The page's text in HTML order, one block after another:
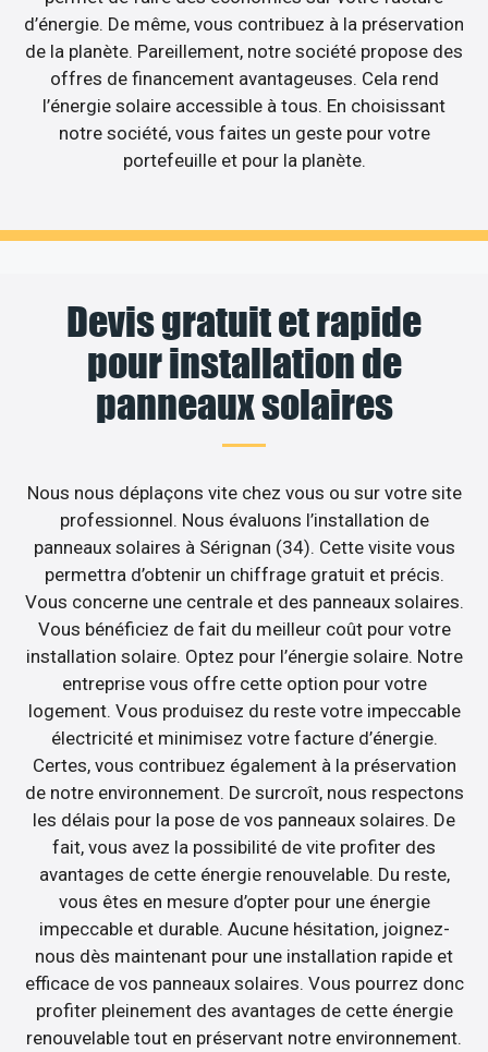
d’énergie. De même, vous contribuez à la préservation
de la planète. Pareillement, notre société propose des
offres de financement avantageuses. Cela rend
l’énergie solaire accessible à tous. En choisissant
notre société, vous faites un geste pour votre
portefeuille et pour la planète.
Devis gratuit et rapide
pour installation de
panneaux solaires
Nous nous déplaçons vite chez vous ou sur votre site
professionnel. Nous évaluons l’installation de
panneaux solaires à Sérignan (34). Cette visite vous
permettra d’obtenir un chiffrage gratuit et précis.
Vous concerne une centrale et des panneaux solaires.
Vous bénéficiez de fait du meilleur coût pour votre
installation solaire. Optez pour l’énergie solaire. Notre
entreprise vous offre cette option pour votre
logement. Vous produisez du reste votre impeccable
électricité et minimisez votre facture d’énergie.
Certes, vous contribuez également à la préservation
de notre environnement. De surcroît, nous respectons
les délais pour la pose de vos panneaux solaires. De
fait, vous avez la possibilité de vite profiter des
avantages de cette énergie renouvelable. Du reste,
vous êtes en mesure d’opter pour une énergie
impeccable et durable. Aucune hésitation, joignez-
nous dès maintenant pour une installation rapide et
efficace de vos panneaux solaires. Vous pourrez donc
profiter pleinement des avantages de cette énergie
renouvelable tout en préservant notre environnement.